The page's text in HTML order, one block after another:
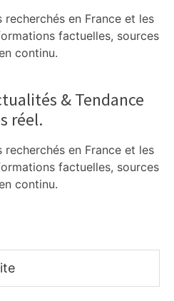
recherchés en France et les
factuelles, sources
continu.
& Tendance
réel.
recherchés en France et les
factuelles, sources
continu.